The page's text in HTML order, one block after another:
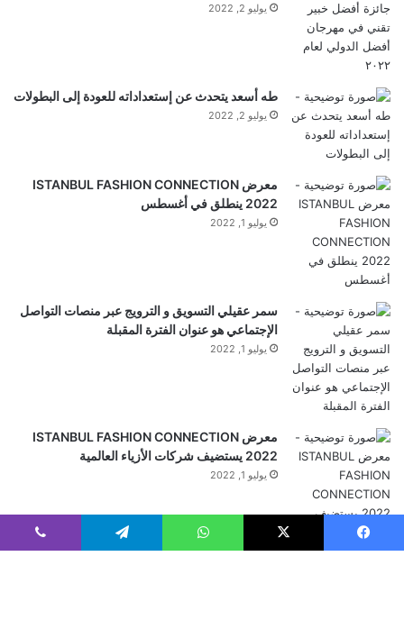
البنك المركزي الأوروبي واثق من أن عادل رشيد، لاعب
تأشيرته في الوقت المناسب لكأسالعالم . لكن التاريخ
الحديث يضعف هذه الثقة
يوليو 2, 2022
طه أسعد يتحدث عن إستعداداته للعودة إلى البطولات
يوليو 2, 2022
معرض ISTANBUL FASHION CONNECTION
2022 ينطلق في أغسطس
يوليو 1, 2022
سمر عقيلي التسويق و الترويج عبر منصات التواصل
الإجتماعي هو عنوان الفترة المقبلة
يوليو 1, 2022
معرض ISTANBUL FASHION CONNECTION
2022 يستضيف شركات الأزياء العالمية
يوليو 1, 2022
فيسبوك ‫X واتساب تيلقرام ڤايبر